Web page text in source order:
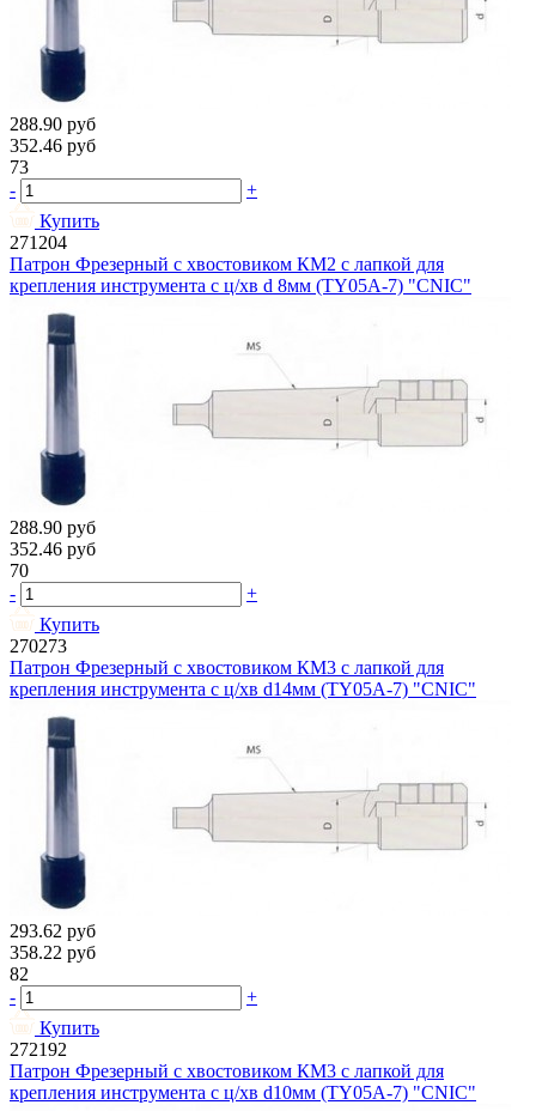
288.90 руб
352.46 руб
73
-
+
Купить
271204
Патрон Фрезерный с хвостовиком КМ2 с лапкой для
крепления инструмента с ц/хв d 8мм (TY05A-7) "CNIC"
288.90 руб
352.46 руб
70
-
+
Купить
270273
Патрон Фрезерный с хвостовиком КМ3 с лапкой для
крепления инструмента с ц/хв d14мм (TY05A-7) "CNIC"
293.62 руб
358.22 руб
82
-
+
Купить
272192
Патрон Фрезерный с хвостовиком КМ3 с лапкой для
крепления инструмента с ц/хв d10мм (TY05A-7) "CNIC"